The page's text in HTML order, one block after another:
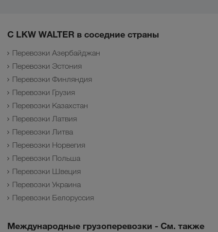
С LKW WALTER в соседние страны
Перевозки Азербайджан
Перевозки Эстония
Перевозки Финляндия
Перевозки Грузия
Перевозки Казахстан
Перевозки Латвия
Перевозки Литва
Перевозки Норвегия
Перевозки Польша
Перевозки Швеция
Перевозки Украина
Перевозки Белоруссия
Международные грузоперевозки - См. также